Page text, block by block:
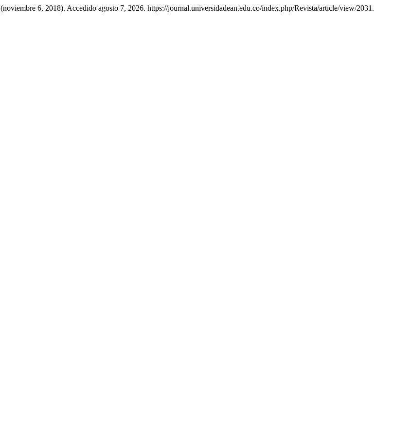
(noviembre 6, 2018). Accedido agosto 7, 2026. https://journal.universidadean.edu.co/index.php/Revista/article/view/2031.